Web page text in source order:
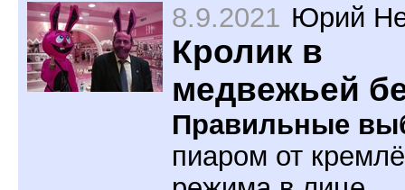
8.9.2021 Юрий
Кролик в
медвежьей
Правильные
пиаром от